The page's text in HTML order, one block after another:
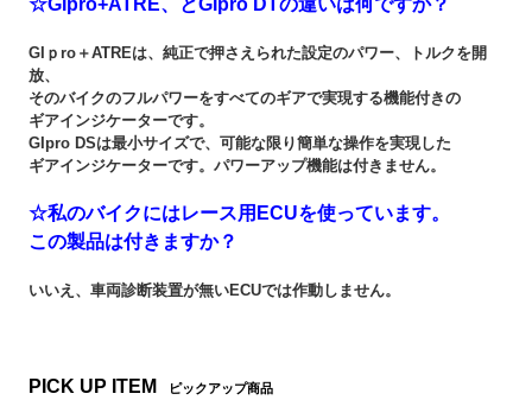
☆GIpro+ATRE、とGIpro DTの違いは何ですか？
GIｐro＋ATREは、純正で押さえられた設定のパワー、トルクを開
放、
そのバイクのフルパワーをすべてのギアで実現する機能付きの
ギアインジケーターです。
GIpro DSは最小サイズで、可能な限り簡単な操作を実現した
ギアインジケーターです。パワーアップ機能は付きません。
☆私のバイクにはレース用ECUを使っています。
この製品は付きますか？
いいえ、車両診断装置が無いECUでは作動しません。
PICK UP ITEM ピックアップ商品